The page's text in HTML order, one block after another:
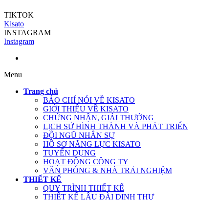
TIKTOK
Kisato
INSTAGRAM
Instagram
Menu
Trang chủ
BÁO CHÍ NÓI VỀ KISATO
GIỚI THIỆU VỀ KISATO
CHỨNG NHẬN, GIẢI THƯỞNG
LỊCH SỬ HÌNH THÀNH VÀ PHÁT TRIỂN
ĐỘI NGŨ NHÂN SỰ
HỒ SƠ NĂNG LỰC KISATO
TUYỂN DỤNG
HOẠT ĐỘNG CÔNG TY
VĂN PHÒNG & NHÀ TRẢI NGHIỆM
THIẾT KẾ
QUY TRÌNH THIẾT KẾ
THIẾT KẾ LÂU ĐÀI DINH THỰ